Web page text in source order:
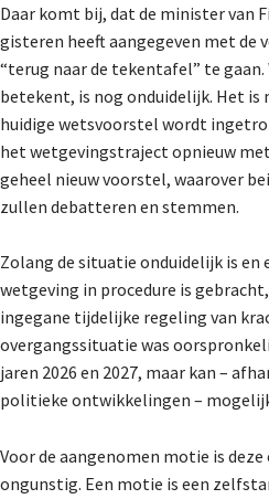
Daar komt bij, dat de minister van
gisteren heeft aangegeven met de
“terug naar de tekentafel” te
betekent, is nog onduidelijk. Het
huidige wetsvoorstel wordt
het wetgevingstraject opnieuw
geheel nieuw voorstel, waarover
zullen debatteren en stemmen.
Zolang de situatie onduidelijk is en
wetgeving in procedure is
ingegane tijdelijke regeling van
overgangssituatie was
jaren 2026 en 2027, maar kan –
politieke ontwikkelingen –
Voor de aangenomen motie is
ongunstig. Een motie is een